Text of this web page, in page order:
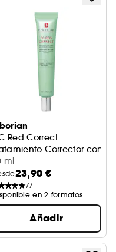
Tratamiento Corrector con color Efecto saludable &
Red Correct
Corrector con
ml
23,90 €
77
en 2 formatos
Añadir